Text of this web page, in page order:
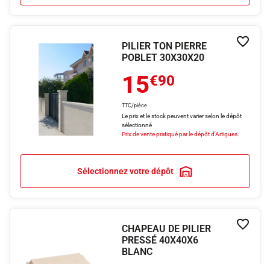
PILIER TON PIERRE
POBLET 30X30X20
15€90
TTC/pièce
Le prix et le stock peuvent varier selon le dépôt
sélectionné
Prix de vente pratiqué par le dépôt d'Artigues.
Sélectionnez votre dépôt
CHAPEAU DE PILIER
PRESSÉ 40X40X6
BLANC